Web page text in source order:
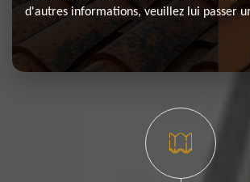
d'autres informations, veuillez lui passer